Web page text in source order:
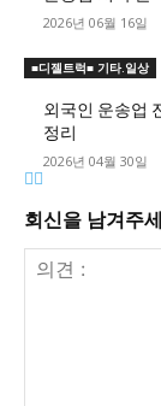
2026년 06월 16일
■디젤트럭■ 기타.일상
외국인 운송업
정리
2026년 04월 30일
회신을 남겨주